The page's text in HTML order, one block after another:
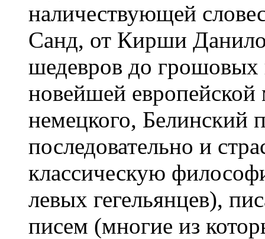
наличествующей
Санд, от Кирши
шедевров до грошовых
новейшей европейской
немецкого, Белинский
последовательно и
классическую
левых гегельянцев),
писем (многие из